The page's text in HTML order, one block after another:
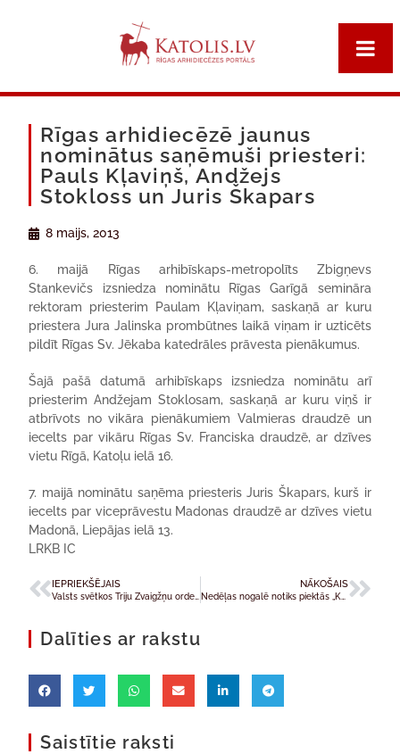
Rīgas arhidiecēzē jaunus
nominātus saņēmuši priesteri:
Pauls Kļaviņš, Andžejs
Stokloss un Juris Škapars
8 maijs, 2013
6. maijā Rīgas arhibīskaps-metropolīts Zbigņevs
Stankevičs izsniedza nominātu Rīgas Garīgā semināra
rektoram priesterim Paulam Kļaviņam, saskaņā ar kuru
priestera Jura Jalinska prombūtnes laikā viņam ir uzticēts
pildīt Rīgas Sv. Jēkaba katedrāles prāvesta pienākumus.
Šajā pašā datumā arhibīskaps izsniedza nominātu arī
priesterim Andžejam Stoklosam, saskaņā ar kuru viņš ir
atbrīvots no vikāra pienākumiem Valmieras draudzē un
iecelts par vikāru Rīgas Sv. Franciska draudzē, ar dzīves
vietu Rīgā, Katoļu ielā 16.
7. maijā nominātu saņēma priesteris Juris Škapars, kurš ir
iecelts par viceprāvestu Madonas draudzē ar dzīves vietu
Madonā, Liepājas ielā 13.
LRKB IC
IEPRIEKŠĒJAIS NĀKOŠAIS
Dalīties ar rakstu
Saistītie raksti